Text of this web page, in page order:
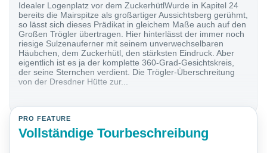
Idealer Logenplatz vor dem ZuckerhütlWurde in Kapitel 24
bereits die Mairspitze als großartiger Aussichtsberg gerühmt,
so lässt sich dieses Prädikat in gleichem Maße auch auf den
Großen Trögler übertragen. Hier hinterlässt der immer noch
riesige Sulzenauferner mit seinem unverwechselbaren
Häubchen, dem Zuckerhütl, den stärksten Eindruck. Aber
eigentlich ist es ja der komplette 360-Grad-Gesichtskreis,
der seine Sternchen verdient. Die Trögler-Überschreitung
von der Dresdner Hütte zur...
PRO FEATURE
Vollständige Tourbeschreibung